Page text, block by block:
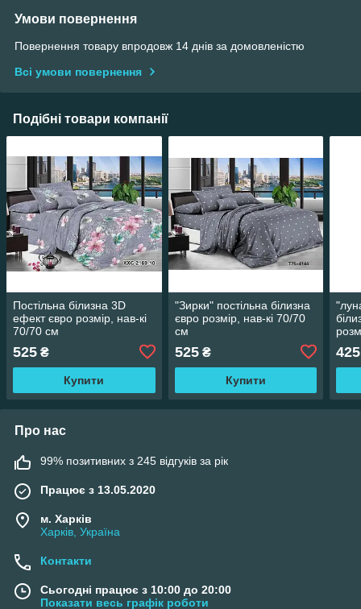
Умови повернення
Повернення товару впродовж 14 днів за домовленістю
Всі умови повернення
Подібні товари компанії
Постільна білизна 3D
ефект євро розмір, нав-кі
70/70 см
525 ₴
Купити
"Зирки" постільна білизна
євро розмір, нав-кі 70/70
см
525₴
Купити
425
Про нас
99% позитивних з 245 відгуків за рік
Працює з 13.05.2020
м. Харків
Харків, Україна
Контакти
Сьогодні працює з 10:00 до 20:00
Показати весь графік роботи